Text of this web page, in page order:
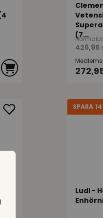
(7...
426,95
SPARA
Ludi -